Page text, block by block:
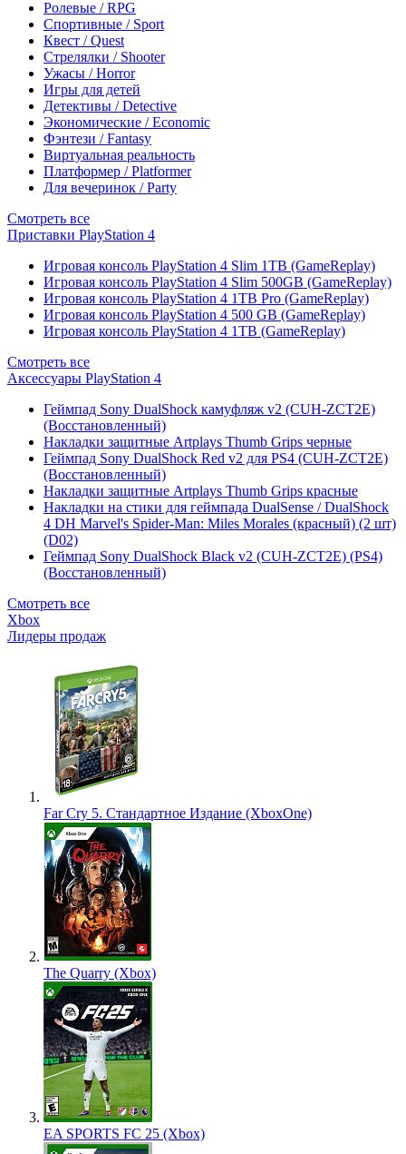
Ролевые / RPG
Спортивные / Sport
Квест / Quest
Стрелялки / Shooter
Ужасы / Horror
Игры для детей
Детективы / Detective
Экономические / Economic
Фэнтези / Fantasy
Виртуальная реальность
Платформер / Platformer
Для вечеринок / Party
Смотреть все
Приставки PlayStation 4
Игровая консоль PlayStation 4 Slim 1TB (GameReplay)
Игровая консоль PlayStation 4 Slim 500GB (GameReplay)
Игровая консоль PlayStation 4 1TB Pro (GameReplay)
Игровая консоль PlayStation 4 500 GB (GameReplay)
Игровая консоль PlayStation 4 1TB (GameReplay)
Смотреть все
Аксессуары PlayStation 4
Геймпад Sony DualShock камуфляж v2 (CUH-ZCT2E)
(Восстановленный)
Накладки защитные Artplays Thumb Grips черные
Геймпад Sony DualShock Red v2 для PS4 (CUH-ZCT2E)
(Восстановленный)
Накладки защитные Artplays Thumb Grips красные
Накладки на стики для геймпада DualSense / DualShock
4 DH Marvel's Spider-Man: Miles Morales (красный) (2 шт)
(D02)
Геймпад Sony DualShock Black v2 (CUH-ZCT2E) (PS4)
(Восстановленный)
Смотреть все
Xbox
Лидеры продаж
Far Cry 5. Стандартное Издание (XboxOne)
The Quarry (Xbox)
EA SPORTS FC 25 (Xbox)